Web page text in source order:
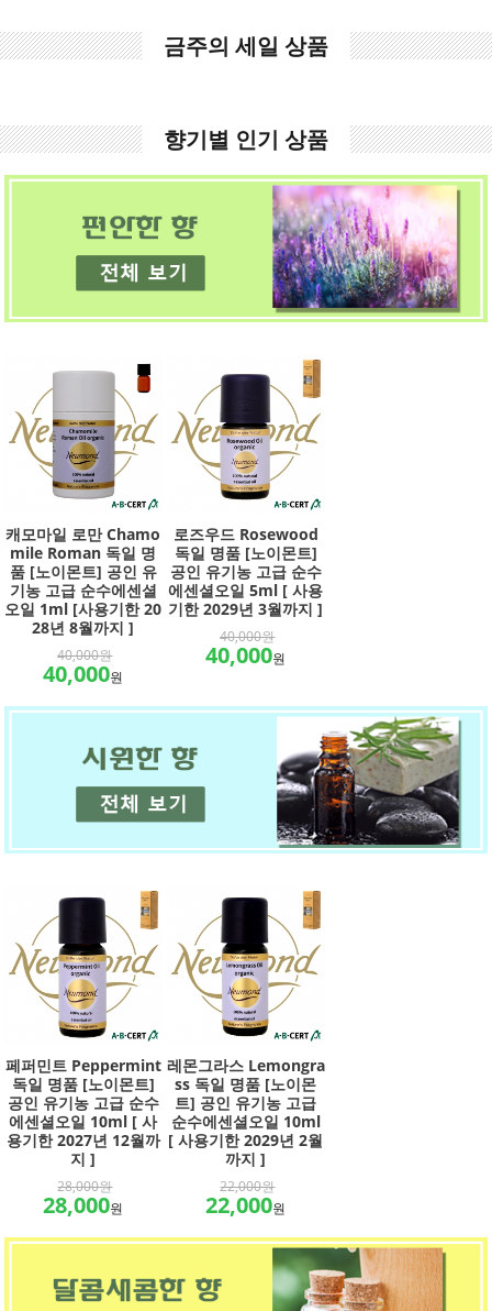
금주의 세일 상품
향기별 인기 상품
캐모마일 로만 Chamo
mile Roman 독일 명
품 [노이몬트] 공인 유
기농 고급 순수에센셜
오일 1ml [사용기한 20
28년 8월까지 ]
40,000원
40,000원
로즈우드 Rosewood
독일 명품 [노이몬트]
공인 유기농 고급 순수
에센셜오일 5ml [ 사용
기한 2029년 3월까지 ]
40,000원
40,000원
페퍼민트 Peppermint
독일 명품 [노이몬트]
공인 유기농 고급 순수
에센셜오일 10ml [ 사
용기한 2027년 12월까
지 ]
28,000원
28,000원
레몬그라스 Lemongra
ss 독일 명품 [노이몬
트] 공인 유기농 고급
순수에센셜오일 10ml
[ 사용기한 2029년 2월
까지 ]
22,000원
22,000원